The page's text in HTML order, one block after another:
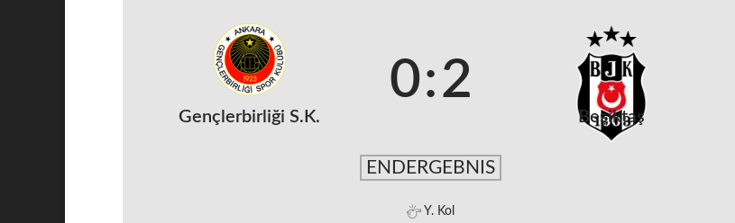
Gençlerbirliği S.K.
0:2
Beşiktaş
ENDERGEBNIS
Y. Kol